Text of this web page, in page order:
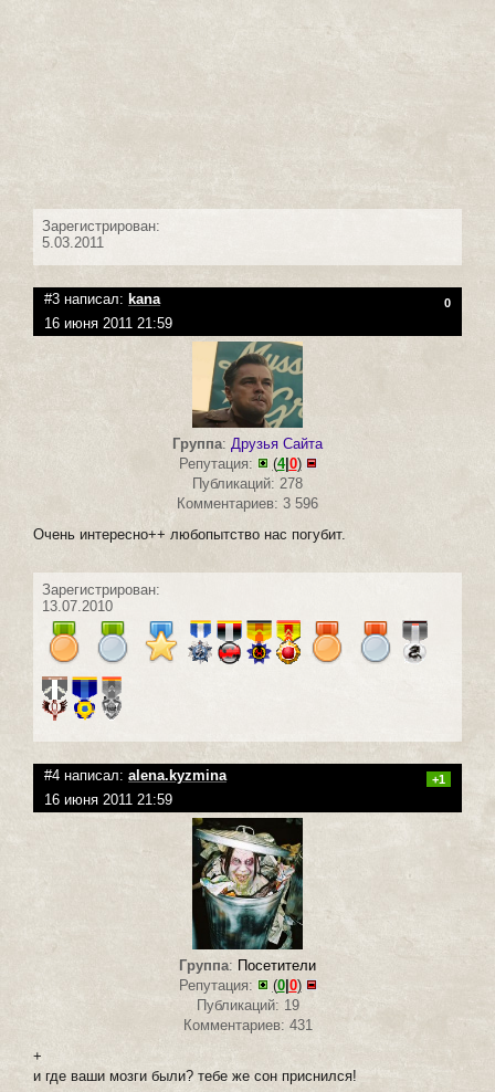
Зарегистрирован:
5.03.2011
#3 написал: kana 0
16 июня 2011 21:59
Группа: Друзья Сайта
Репутация:
(4| 0)
Публикаций: 278
Комментариев: 3 596
Очень интересно++ любопытство нас погубит.
Зарегистрирован:
13.07.2010
#4 написал: alena.kyzmina +1
16 июня 2011 21:59
Группа: Посетители
Репутация:
(0| 0)
Публикаций: 19
Комментариев: 431
+
и где ваши мозги были? тебе же сон приснился!